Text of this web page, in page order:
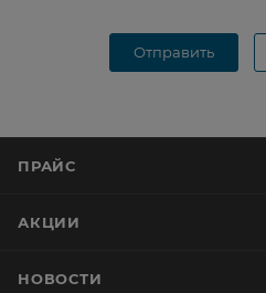
Отправить
ПРАЙС
АКЦИИ
НОВОСТИ